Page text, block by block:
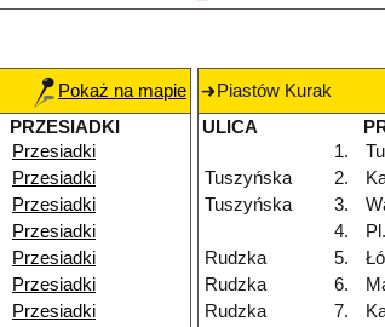
Pokaż na mapie
PRZESIADKI
Przesiadki
Przesiadki
Przesiadki
Przesiadki
Przesiadki
Przesiadki
Przesiadki
Piastów Kurak
ULICA
1.
Tuszyńska
2.
Tuszyńska
3.
4.
Rudzka
5.
Rudzka
6.
Rudzka
7.